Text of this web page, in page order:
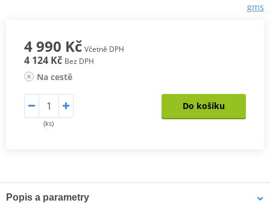
gms
4 990 Kč Včetně DPH
4 124 Kč Bez DPH
Na cestě
(ks)
Do košíku
Popis a parametry